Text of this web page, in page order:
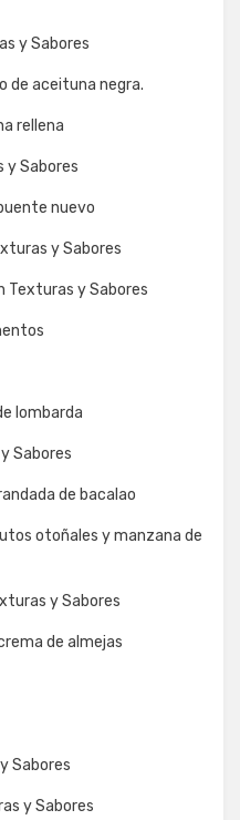
y Sabores
de aceituna negra.
rellena
y Sabores
nuevo
y Sabores
Texturas y Sabores
lombarda
Sabores
de bacalao
otoñales y manzana de
y Sabores
de almejas
Sabores
y Sabores